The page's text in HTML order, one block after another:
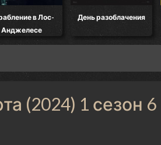
в Лос-
Анджелесе
День разоблачения
(2024) 1 сезон 6